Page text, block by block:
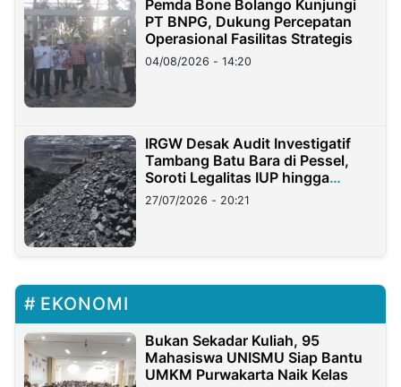
Pemda Bone Bolango Kunjungi
PT BNPG, Dukung Percepatan
Operasional Fasilitas Strategis
04/08/2026 - 14:20
IRGW Desak Audit Investigatif
Tambang Batu Bara di Pessel,
Soroti Legalitas IUP hingga
Stockpile
27/07/2026 - 20:21
EKONOMI
Bukan Sekadar Kuliah, 95
Mahasiswa UNISMU Siap Bantu
UMKM Purwakarta Naik Kelas